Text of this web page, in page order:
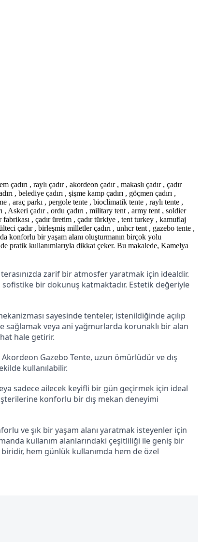
, raylı çadır , akordeon çadır , makaslı çadır , çadır
, belediye çadırı , şişme kamp çadırı , göçmen çadırı ,
, araç parkı , pergole tente , bioclimatik tente , raylı tente ,
, Askeri çadır , ordu çadırı , military tent , army tent , soldier
fabrikası , çadır üretim , çadır türkiye , tent turkey , kamuflaj
çadır , birleşmiş milletler çadırı , unhcr tent , gazebo tente ,
konforlu bir yaşam alanı oluşturmanın birçok yolu
pratik kullanımlarıyla dikkat çeker. Bu makalede, Kamelya
zarif bir atmosfer yaratmak için idealdir.
sofistike bir dokunuş katmaktadır. Estetik değeriyle
sayesinde tenteler, istenildiğinde açılıp
sağlamak veya ani yağmurlarda korunaklı bir alan
hale getirir.
Gazebo Tente, uzun ömürlüdür ve dış
kullanılabilir.
sadece ailecek keyifli bir gün geçirmek için ideal
konforlu bir dış mekan deneyimi
ve şık bir yaşam alanı yaratmak isteyenler için
kullanım alanlarındaki çeşitliliği ile geniş bir
hem günlük kullanımda hem de özel